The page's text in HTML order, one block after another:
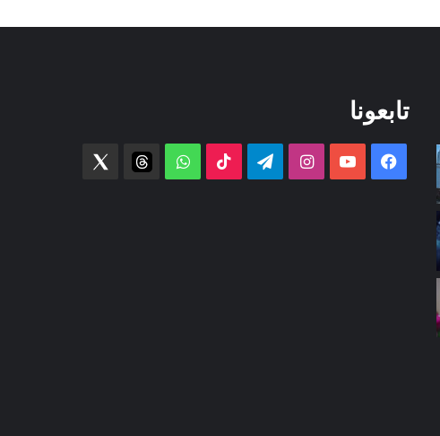
تابعونا
فيسبوك‫YouTubeانستقرامتيلقرام ‫TikTok واتساب threads